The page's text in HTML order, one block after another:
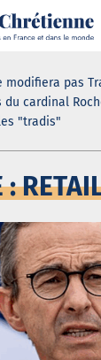
modifiera pas
du cardinal
"tradis"